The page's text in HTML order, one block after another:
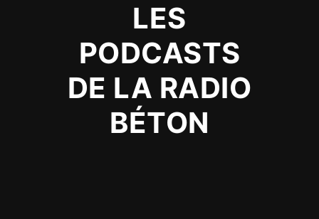
LES
PODCASTS
DE LA RADIO
BÉTON